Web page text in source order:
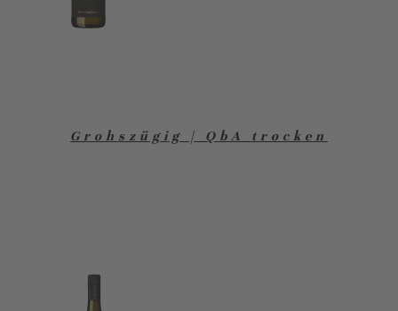
Grohszügig | QbA trocken